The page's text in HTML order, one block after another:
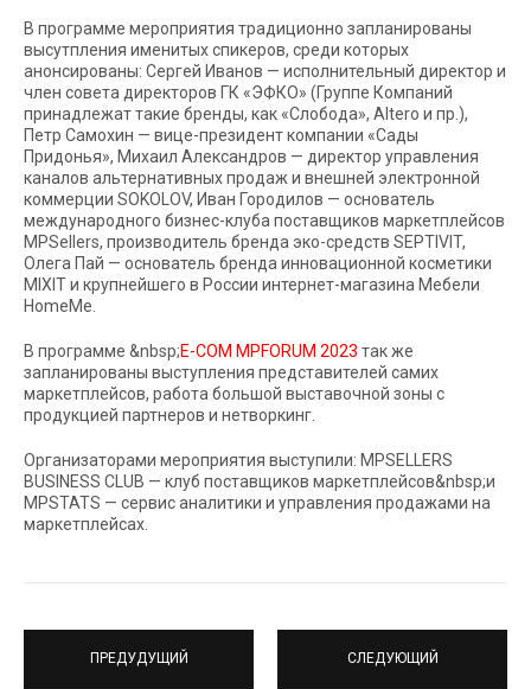
В программе мероприятия традиционно запланированы
высутпления именитых спикеров, среди которых
анонсированы: Сергей Иванов — исполнительный директор и
член совета директоров ГК «ЭФКО» (Группе Компаний
принадлежат такие бренды, как «Слобода», Altero и пр.),
Петр Самохин — вице-президент компании «Сады
Придонья», Михаил Александров — директор управления
каналов альтернативных продаж и внешней электронной
коммерции SOKOLOV, Иван Городилов — основатель
международного бизнес-клуба поставщиков маркетплейсов
MPSellers, производитель бренда эко-средств SEPTIVIT,
Олега Пай — основатель бренда инновационной косметики
MIXIT и крупнейшего в России интернет-магазина Мебели
HomeMe.
В программе &nbsp;E-СOM MPFORUM 2023 так же
запланированы выступления представителей самих
маркетплейсов, работа большой выставочной зоны с
продукцией партнеров и нетворкинг.
Организаторами мероприятия выступили: MPSELLERS
BUSINESS CLUB — клуб поставщиков маркетплейсов&nbsp;и
MPSTATS — сервис аналитики и управления продажами на
маркетплейсах.
ПРЕДУДУЩИЙ СЛЕДУЮЩИЙ